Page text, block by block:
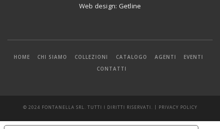
Web design: Getline
HOME CHI SIAMO COLLEZIONI CATALOGO AGENTI
EVENTI
CONTATTI
© 2024 FONTANELLA SRL. TUTTI I DIRITTI RISERVATI. | PRIVACY POLICY